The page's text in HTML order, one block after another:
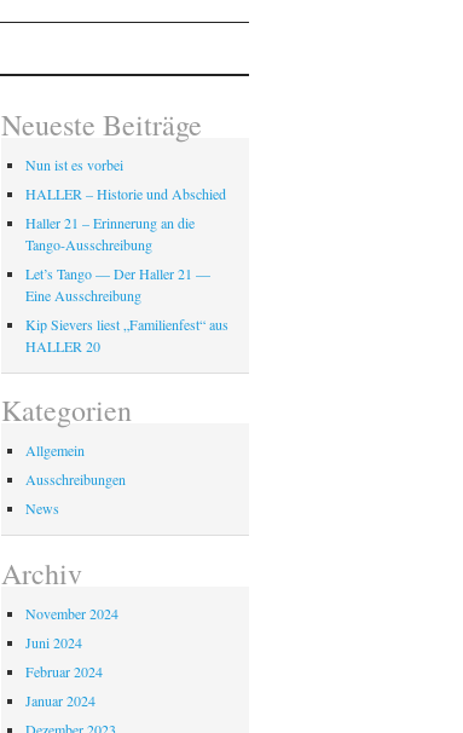
Neueste Beiträge
Nun ist es vorbei
HALLER – Historie und Abschied
Haller 21 – Erinnerung an die
Tango-Ausschreibung
Let’s Tango — Der Haller 21 —
Eine Ausschreibung
Kip Sievers liest „Familienfest“ aus
HALLER 20
Kategorien
Allgemein
Ausschreibungen
News
Archiv
November 2024
Juni 2024
Februar 2024
Januar 2024
Dezember 2023